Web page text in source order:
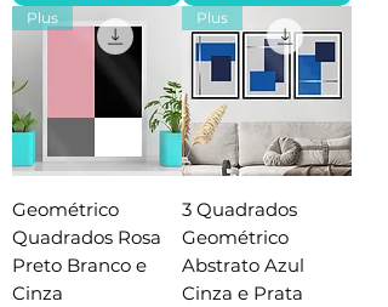
Plus
Geométrico
Quadrados Rosa
Preto Branco e
Cinza
Plus
3 Quadrados
Geométrico
Abstrato Azul
Cinza e Prata